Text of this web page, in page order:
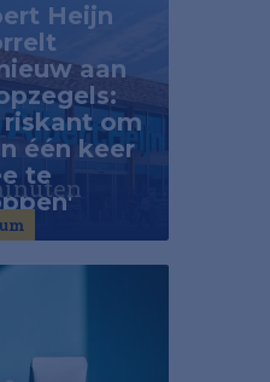
Heijn
aan
riskant om
één keer
te